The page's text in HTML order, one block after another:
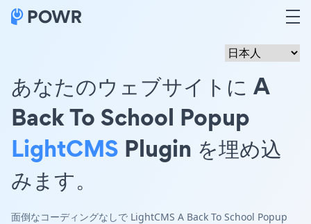
あなたのウェブサイトに A
Back To School Popup
LightCMS Plugin を埋め込
みます。
面倒なコーディングなしで LightCMS A Back To School Popup